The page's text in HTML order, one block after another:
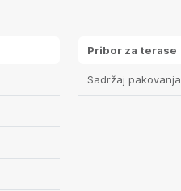
Pribor za terase
Sadržaj pakovanja